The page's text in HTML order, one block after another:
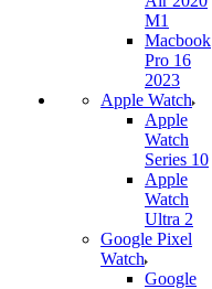
M1
Macbook
Pro 16
2023
Apple Watch
Apple
Watch
Series 10
Apple
Watch
Ultra 2
Google Pixel
Watch
Google